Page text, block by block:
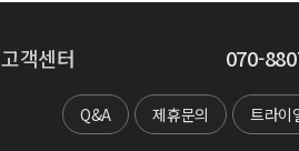
고객센터 070-
Q&A 제휴문의 트라이